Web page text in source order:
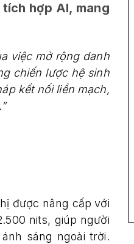
hợp AI, mang
việc mở rộng danh
chiến lược hệ sinh
kết nối liền mạch,
được nâng cấp với
nits, giúp người
sáng ngoài trời.